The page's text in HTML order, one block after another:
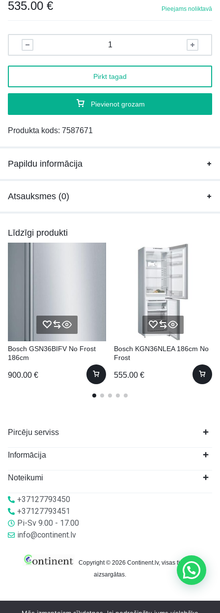
535.00 € Pieejams noliktavā
Pievienot grozam
Pirkt tagad
Produkta kods: 7587671
Papildu informācija
Atsauksmes (0)
Līdzīgi produkti
Bosch GSN36BIFV No Frost
186cm
900.00 €
Bosch KGN36NLEA 186cm No
Frost
555.00 €
Pircēju serviss
Informācija
Noteikumi
+37127793450
+37127793451
Pi-Sv 9.00 - 17.00
info@continent.lv
Copyright © 2026 Continent.lv, visas tiesības
aizsargātas.